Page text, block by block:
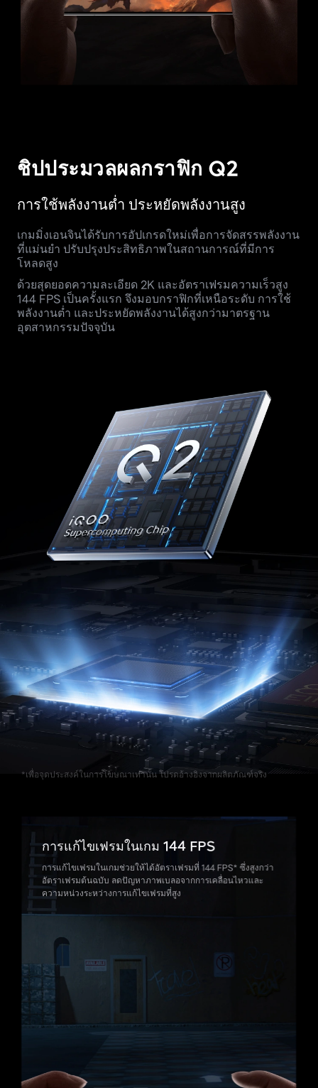
ชิปประมวลผลกราฟิก Q2
การใช้พลังงานต่ำ ประหยัดพลังงานสูง
เกมมิ่งเอนจินได้รับการอัปเกรดใหม่เพื่อการจัดสรรพลังงาน
ที่แม่นยำ ปรับปรุงประสิทธิภาพในสถานการณ์ที่มีการ
โหลดสูง
ด้วยสุดยอดความละเอียด 2K และอัตราเฟรมความเร็วสูง
144 FPS เป็นครั้งแรก จึงมอบกราฟิกที่เหนือระดับ การใช้
พลังงานต่ำ และประหยัดพลังงานได้สูงกว่ามาตรฐาน
อุตสาหกรรมปัจจุบัน
*เพื่อจุดประสงค์ในการโฆษณาเท่านั้น โปรดอ้างอิงจากผลิตภัณฑ์จริง
การแก้ไขเฟรมในเกม 144 FPS
การแก้ไขเฟรมในเกมช่วยให้ได้อัตราเฟรมที่ 144 FPS* ซึ่งสูงกว่า
อัตราเฟรมต้นฉบับ ลดปัญหาภาพเบลอจากการเคลื่อนไหวและ
ความหน่วงระหว่างการแก้ไขเฟรมที่สูง